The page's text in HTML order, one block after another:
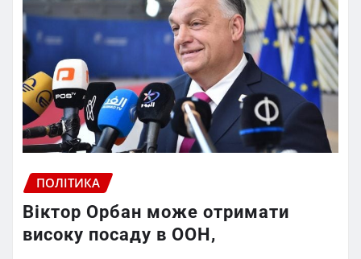
ПОЛІТИКА
Віктор Орбан може отримати
високу посаду в ООН,